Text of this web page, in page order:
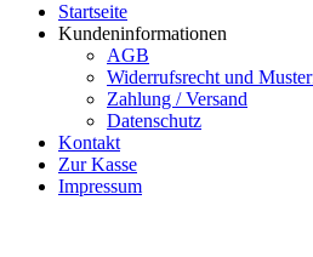
Startseite
Kundeninformationen
AGB
Widerrufsrecht und
Zahlung / Versand
Datenschutz
Kontakt
Zur Kasse
Impressum